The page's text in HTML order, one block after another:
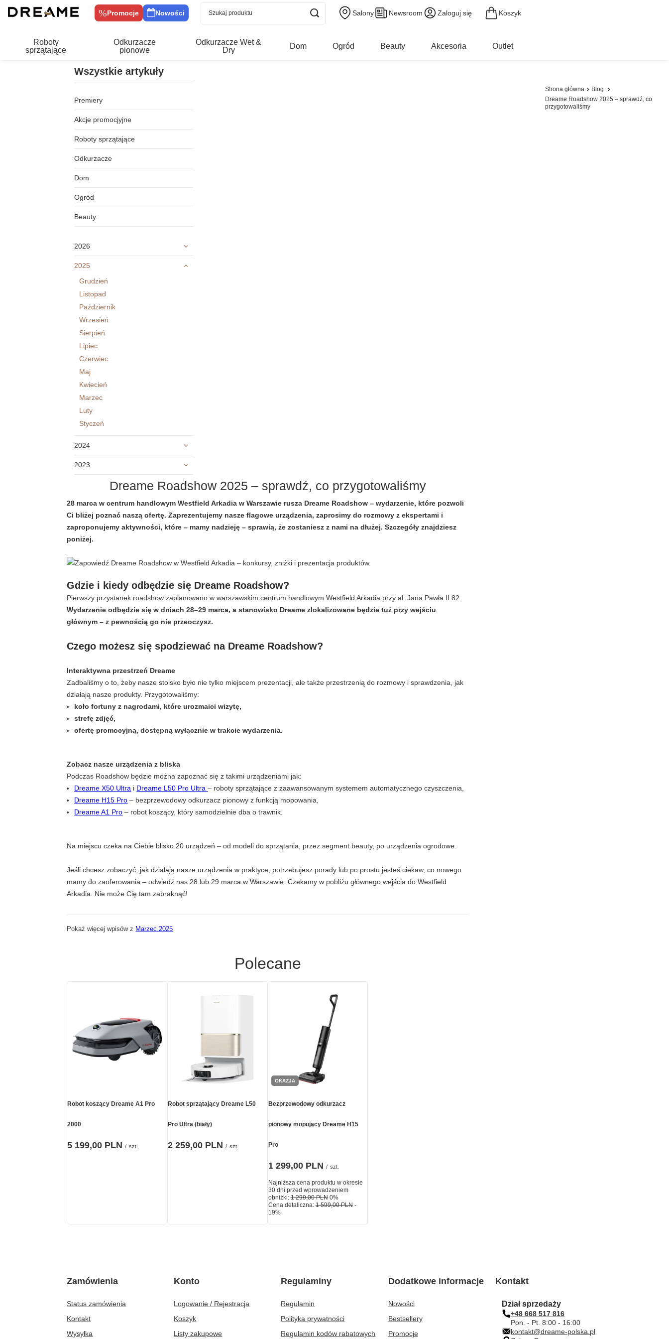
Salony Newsroom Zaloguj się
Promocje Nowości Koszyk
Roboty
sprzątające
Odkurzacze
pionowe
Odkurzacze Wet &
Dry
Dom Ogród Beauty Akcesoria Outlet
Strona główna
Blog
Dreame Roadshow 2025 – sprawdź, co
przygotowaliśmy
Wszystkie artykuły
Premiery
Akcje promocjyjne
Roboty sprzątające
Odkurzacze
Dom
Ogród
Beauty
2026
2025
Grudzień
Listopad
Październik
Wrzesień
Sierpień
Lipiec
Czerwiec
Maj
Kwiecień
Marzec
Luty
Styczeń
2024
2023
Dreame Roadshow 2025 – sprawdź, co przygotowaliśmy
28 marca w centrum handlowym Westfield Arkadia w Warszawie rusza Dreame Roadshow – wydarzenie, które pozwoli
Ci bliżej poznać naszą ofertę. Zaprezentujemy nasze flagowe urządzenia, zaprosimy do rozmowy z ekspertami i
zaproponujemy aktywności, które – mamy nadzieję – sprawią, że zostaniesz z nami na dłużej. Szczegóły znajdziesz
poniżej.
Gdzie i kiedy odbędzie się Dreame Roadshow?
Pierwszy przystanek roadshow zaplanowano w warszawskim centrum handlowym Westfield Arkadia przy al. Jana Pawła II 82.
Wydarzenie odbędzie się w dniach 28–29 marca, a stanowisko Dreame zlokalizowane będzie tuż przy wejściu
głównym – z pewnością go nie przeoczysz.
Czego możesz się spodziewać na Dreame Roadshow?
Interaktywna przestrzeń Dreame
Zadbaliśmy o to, żeby nasze stoisko było nie tylko miejscem prezentacji, ale także przestrzenią do rozmowy i sprawdzenia, jak
działają nasze produkty. Przygotowaliśmy:
koło fortuny z nagrodami, które urozmaici wizytę,
strefę zdjęć,
ofertę promocyjną, dostępną wyłącznie w trakcie wydarzenia.
Zobacz nasze urządzenia z bliska
Podczas Roadshow będzie można zapoznać się z takimi urządzeniami jak:
Dreame X50 Ultra i Dreame L50 Pro Ultra– roboty sprzątające z zaawansowanym systemem automatycznego czyszczenia,
Dreame H15 Pro – bezprzewodowy odkurzacz pionowy z funkcją mopowania,
Dreame A1 Pro – robot koszący, który samodzielnie dba o trawnik.
Na miejscu czeka na Ciebie blisko 20 urządzeń – od modeli do sprzątania, przez segment beauty, po urządzenia ogrodowe.
Jeśli chcesz zobaczyć, jak działają nasze urządzenia w praktyce, potrzebujesz porady lub po prostu jesteś ciekaw, co nowego
mamy do zaoferowania – odwiedź nas 28 lub 29 marca w Warszawie. Czekamy w pobliżu głównego wejścia do Westfield
Arkadia. Nie może Cię tam zabraknąć!
Pokaż więcej wpisów z Marzec 2025
Polecane
Robot koszący Dreame A1 Pro
2000
5 199,00 PLN / szt.
Robot sprzątający Dreame L50
Pro Ultra (biały)
2 259,00 PLN / szt.
OKAZJA
Bezprzewodowy odkurzacz
pionowy mopujący Dreame H15
Pro
1 299,00 PLN / szt.
Najniższa cena produktu w okresie
30 dni przed wprowadzeniem
obniżki:1 299,00 PLN 0%
Cena detaliczna:1 599,00 PLN -
19%
Zamówienia
Status zamówienia
Kontakt
Wysyłka
Konto
Logowanie / Rejestracja
Koszyk
Listy zakupowe
Regulaminy
Regulamin
Polityka prywatności
Regulamin kodów rabatowych
Dodatkowe informacje
Nowości
Bestsellery
Promocje
Kontakt
Dział sprzedaży
+48 668 517 816
Pon. - Pt. 8:00 - 16:00
kontakt@dreame-polska.pl